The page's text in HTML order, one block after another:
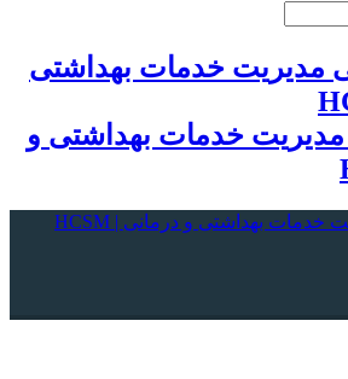
خدمات بهداشتی و